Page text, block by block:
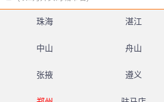
珠海 湛江
中山 舟山
张掖 遵义